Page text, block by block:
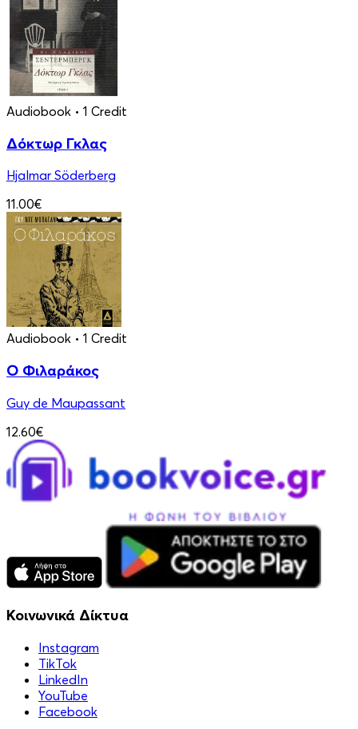
Audiobook • 1 Credit
Δόκτωρ Γκλας
Hjalmar Söderberg
11.00€
Audiobook • 1 Credit
Ο Φιλαράκος
Guy de Maupassant
12.60€
Κοινωνικά Δίκτυα
Instagram
TikTok
LinkedIn
YouTube
Facebook